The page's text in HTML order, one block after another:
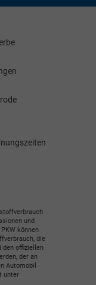
und
können
die
den offiziellen
der an
Automobil
unter